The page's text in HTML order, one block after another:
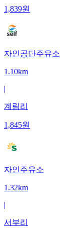
1,839원
자인공단주유소
1.10km
|
계림리
1,845원
자인주유소
1.32km
|
서부리